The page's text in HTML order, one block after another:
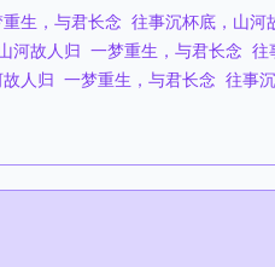
生，与君长念 往事沉杯底，山河
河故人归 一梦重生，与君长念 往
人归 一梦重生，与君长念 往事